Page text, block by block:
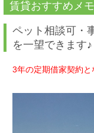
賃貸おすすめメモ
ペット相談可・
を一望できます♪
3年の定期借家契約と